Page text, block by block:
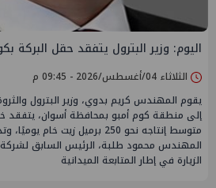
اليوم: وزير البترول يتفقد حقل البركة
الثلاثاء 04/أغسطس/2026 - 09:45 م
يقوم المهندس كريم بدوي، وزير البترول والثروة
إلى منطقة كوم أمبو بمحافظة أسوان، يتفقد
متوسط إنتاجه نحو 250 برميل زيت
المهندس محمود طلبة، الرئيس السابق لشركة
الزيارة في إطار المتابعة الميدانية